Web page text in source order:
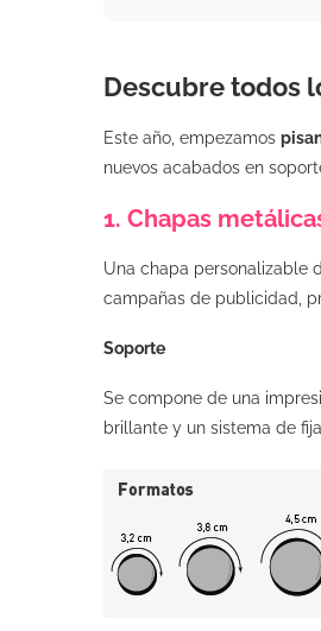
Descubre todos
Este año, empezamos
nuevos acabados en
1. Chapas
Una chapa personalizable
campañas de publicidad,
Soporte
Se compone de una
brillante y un sistema de